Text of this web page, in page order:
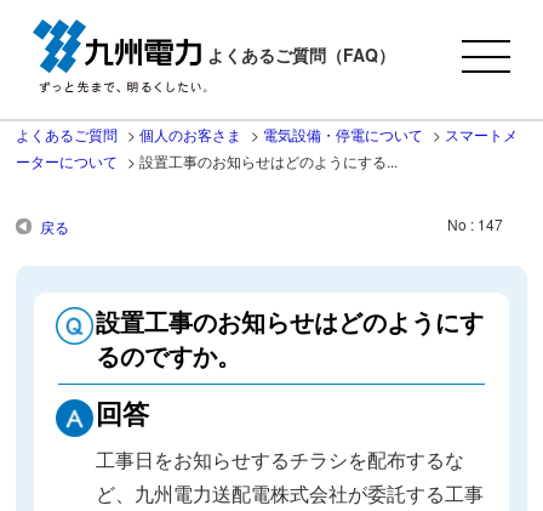
よくあるご質問（FAQ）
よくあるご質問 >個人のお客さま > 電気設備・停電について > スマートメ
ーターについて >設置工事のお知らせはどのようにする...
戻る No : 147
設置工事のお知らせはどのようにす
るのですか。
回答
工事日をお知らせするチラシを配布するな
ど、九州電力送配電株式会社が委託する工事